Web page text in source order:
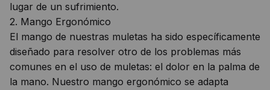
lugar de un sufrimiento.
2. Mango Ergonómico
El mango de nuestras muletas ha sido específicamente
diseñado para resolver otro de los problemas más
comunes en el uso de muletas: el dolor en la palma de
la mano. Nuestro mango ergonómico se adapta